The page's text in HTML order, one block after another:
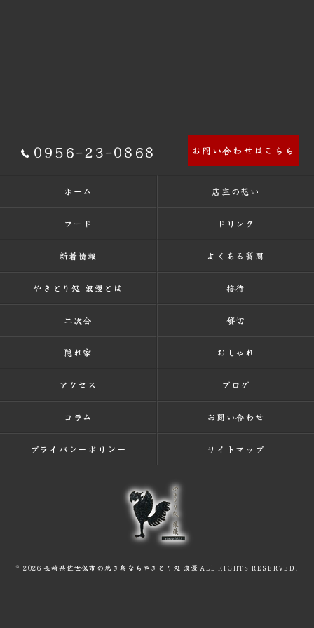
0956-23-0868 お問い合わせはこちら
ホーム 店主の想い
フード ドリンク
新着情報 よくある質問
やきとり処 浪漫とは 接待
二次会 貸切
隠れ家 おしゃれ
アクセス ブログ
コラム お問い合わせ
プライバシーポリシー サイトマップ
© 2026 長崎県佐世保市の焼き鳥ならやきとり処 浪漫 ALL RIGHTS RESERVED.